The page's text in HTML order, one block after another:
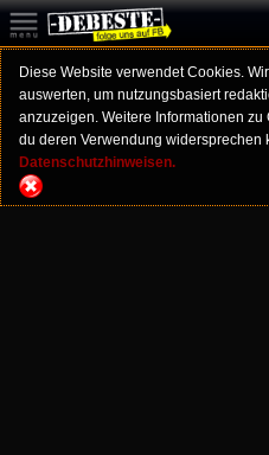
Diese Website verwendet Cookies.
auswerten, um nutzungsbasiert
anzuzeigen. Weitere Informationen
du deren Verwendung widersprechen
Datenschutzhinweisen.